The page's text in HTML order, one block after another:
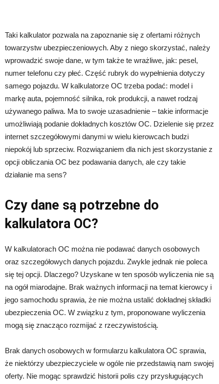
Taki kalkulator pozwala na zapoznanie się z ofertami różnych
towarzystw ubezpieczeniowych. Aby z niego skorzystać, należy
wprowadzić swoje dane, w tym także te wrażliwe, jak: pesel,
numer telefonu czy płeć. Część rubryk do wypełnienia dotyczy
samego pojazdu. W kalkulatorze OC trzeba podać: model i
markę auta, pojemność silnika, rok produkcji, a nawet rodzaj
używanego paliwa. Ma to swoje uzasadnienie – takie informacje
umożliwiają podanie dokładnych kosztów OC. Dzielenie się przez
internet szczegółowymi danymi w wielu kierowcach budzi
niepokój lub sprzeciw. Rozwiązaniem dla nich jest skorzystanie z
opcji obliczania OC bez podawania danych, ale czy takie
działanie ma sens?
Czy dane są potrzebne do
kalkulatora OC?
W kalkulatorach OC można nie podawać danych osobowych
oraz szczegółowych danych pojazdu. Zwykle jednak nie poleca
się tej opcji. Dlaczego? Uzyskane w ten sposób wyliczenia nie są
na ogół miarodajne. Brak ważnych informacji na temat kierowcy i
jego samochodu sprawia, że nie można ustalić dokładnej składki
ubezpieczenia OC. W związku z tym, proponowane wyliczenia
mogą się znacząco rozmijać z rzeczywistością.
Brak danych osobowych w formularzu kalkulatora OC sprawia,
że niektórzy ubezpieczyciele w ogóle nie przedstawią nam swojej
oferty. Nie mogąc sprawdzić historii polis czy przysługujących